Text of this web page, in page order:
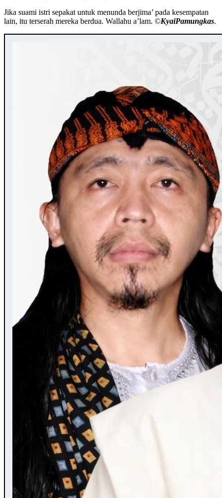
Jika suami istri sepakat untuk menunda berjima’ pada kesempatan
lain, itu terserah mereka berdua. Wallahu a’lam. ©️KyaiPamungkas.